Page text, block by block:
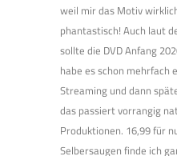
weil mir das Motiv
phantastisch! Auch laut
sollte die DVD Anfang
habe es schon mehrfach
Streaming und dann
das passiert vorrangig
Produktionen. 16,99 für
Selbersaugen finde ich